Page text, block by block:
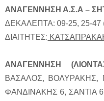
ΑΝΑΓΕΝΝΗΣΗ Α.Σ.Α –
ΔΕΚΑΛΕΠΤΑ: 09-25, 25-47
ΔΙΑΙΤΗΤΕΣ:
ΑΝΑΓΕΝΝΗΣΗ
ΒΑΣΑΛΟΣ, ΒΟΛΥΡΑΚΗΣ,
ΦΑΝΔΙΝΑΚΗΣ 6, ΣΑΝΤΙΑ